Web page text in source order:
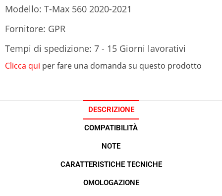
Modello: T-Max 560 2020-2021
Fornitore: GPR
Tempi di spedizione: 7 - 15 Giorni lavorativi
Clicca qui per fare una domanda su questo prodotto
DESCRIZIONE
COMPATIBILITÀ
NOTE
CARATTERISTICHE TECNICHE
OMOLOGAZIONE